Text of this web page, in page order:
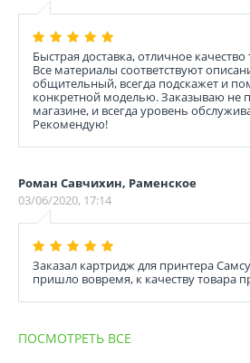
Быстрая доставка, отличное
Все материалы соответствуют
общительный, всегда подскажет и
конкретной моделью. Заказываю не
магазине, и всегда уровень
Рекомендую!
Роман Савчихин, Раменское
03/06/2020, 17:14
Заказал картридж для принтера
пришло вовремя, к качеству товара
ПОСМОТРЕТЬ ВСЕ